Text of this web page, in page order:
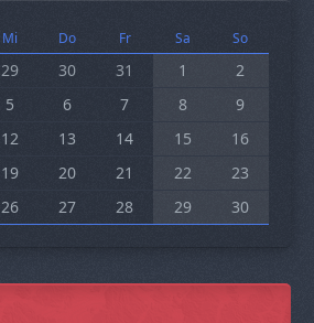
Mi Do Fr Sa So
29 30 31 1
2
5 6 7 8
9
12 13 14 15
16
19 20 21 22
23
26 27 28 29 30